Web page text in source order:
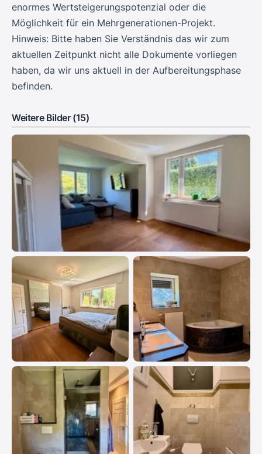
enormes Wertsteigerungspotenzial oder die
Möglichkeit für ein Mehrgenerationen-Projekt.
Hinweis: Bitte haben Sie Verständnis das wir zum
aktuellen Zeitpunkt nicht alle Dokumente vorliegen
haben, da wir uns aktuell in der Aufbereitungsphase
befinden.
Weitere Bilder (15)